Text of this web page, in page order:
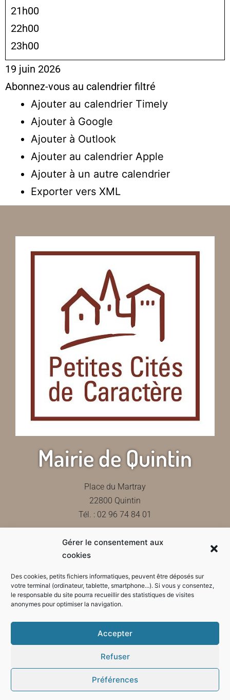
Gérer le consentement aux
cookies
Des cookies, petits fichiers informatiques, peuvent être déposés sur
votre terminal (ordinateur, tablette, smartphone...). Si vous y consentez,
le responsable du site pourra recueillir des statistiques de visites
anonymes pour optimiser la navigation.
Accepter
Refuser
Préférences
21h00
22h00
23h00
19 juin 2026
Abonnez-vous au calendrier filtré
Ajouter au calendrier Timely
Ajouter à Google
Ajouter à Outlook
Ajouter au calendrier Apple
Ajouter à un autre calendrier
Exporter vers XML
Mairie de Quintin
Place du Martray
22800 Quintin
Tél. : 02 96 74 84 01
Contactez-nous
Horaires d'ouverture de la mairie
Mode sombre :